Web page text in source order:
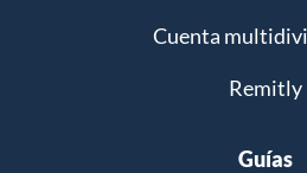
Cuenta
Remitly
Guías